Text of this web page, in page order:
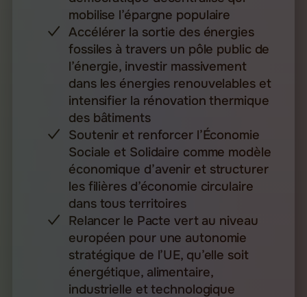
mobilise l’épargne populaire
Accélérer la sortie des énergies
fossiles à travers un pôle public de
l’énergie, investir massivement
dans les énergies renouvelables et
intensifier la rénovation thermique
des bâtiments
Soutenir et renforcer l’Économie
Sociale et Solidaire comme modèle
économique d’avenir et structurer
les filières d’économie circulaire
dans tous territoires
⁠⁠Relancer le Pacte vert au niveau
européen pour une autonomie
stratégique de l’UE, qu’elle soit
énergétique, alimentaire,
industrielle et technologique